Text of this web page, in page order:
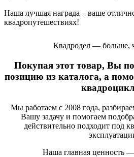
Наша лучшая награда – ваше
квадропутешествиях!
Квадродел — больше,
Покупая этот товар, Вы
позицию из каталога, а
Мы работаем с 2008 года,
Вашу задачу и помогаем
действительно подходит под
Наша главная ценность